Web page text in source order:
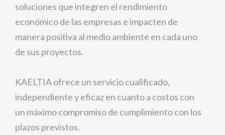
soluciones que integren el rendimiento
económico de las empresas e impacten de
manera positiva al medio ambiente en cada uno
de sus proyectos.
KAELTIA ofrece un servicio cualificado,
independiente y eficaz en cuanto a costos con
un máximo compromiso de cumplimiento con los
plazos previstos.